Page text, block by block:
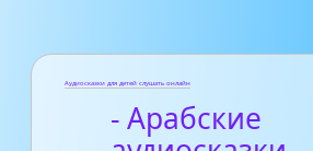
Аудиосказки для детей слушать онлайн
- Арабские